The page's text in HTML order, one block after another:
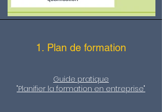
1. Plan de formation
Guide pratique
"Planifier la formation en entreprise"